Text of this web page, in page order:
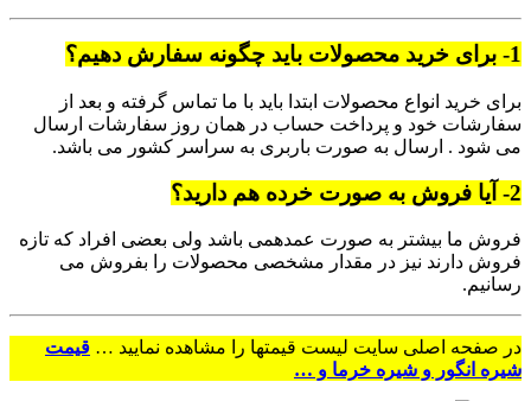
1- برای خرید محصولات باید چگونه سفارش دهیم؟
برای خرید انواع محصولات ابتدا باید با ما تماس گرفته و بعد از
سفارشات خود و پرداخت حساب در همان روز سفارشات ارسال
می شود . ارسال به صورت باربری به سراسر کشور می باشد.
2- آیا فروش به صورت خرده هم دارید؟
فروش ما بیشتر به صورت عمدهمی باشد ولی بعضی افراد که تازه
فروش دارند نیز در مقدار مشخصی محصولات را بفروش می
رسانیم.
در صفحه اصلی سایت لیست قیمتها را مشاهده نمایید … قیمت
شیره انگور و شیره خرما و …